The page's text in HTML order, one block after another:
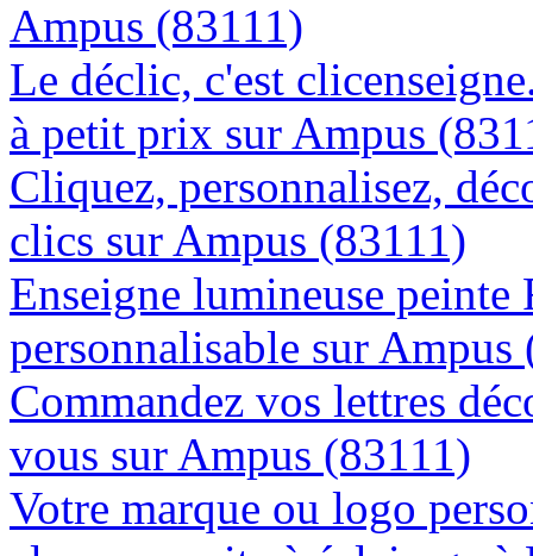
Ampus (83111)
Le déclic, c'est
à petit prix sur Ampus
Cliquez, personnalisez,
clics sur Ampus (83111)
Enseigne lumineuse
personnalisable sur Ampus
Commandez vos lettres
vous sur Ampus (83111)
Votre marque ou logo